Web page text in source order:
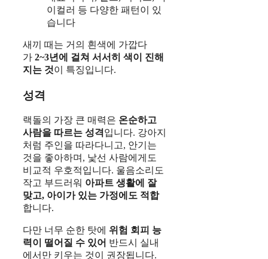
이컬러 등 다양한 패턴이 있
습니다
새끼 때는 거의 흰색에 가깝다
가 2~3년에 걸쳐 서서히 색이 진해
지는 것이 특징입니다.
성격
랙돌의 가장 큰 매력은 온순하고
사람을 따르는 성격 입니다. 강아지
처럼 주인을 따라다니고, 안기는
것을 좋아하며, 낯선 사람에게도
비교적 우호적입니다. 울음소리도
작고 부드러워 아파트 생활에 잘
맞고, 아이가 있는 가정에도 적합
합니다.
다만 너무 순한 탓에 위험 회피 능
력이 떨어질 수 있어 반드시 실내
에서만 키우는 것이 권장됩니다.